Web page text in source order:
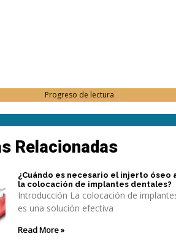
Progreso de lectura
Relacionadas
¿Cuándo es necesario el injerto óseo
la colocación de implantes dentales?
Introducción La colocación de
es una solución efectiva
Read More »